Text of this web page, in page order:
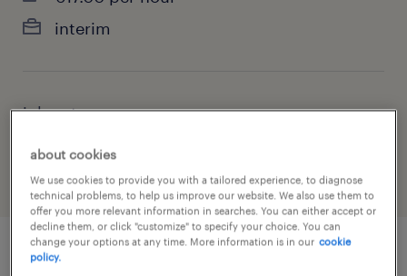
interim
job category
about cookies
We use cookies to provide you with a tailored experience, to diagnose
technical problems, to help us improve our website. We also use them to
offer you more relevant information in searches. You can either accept or
decline them, or click "customize" to specify your choice. You can
change your options at any time. More information is in our cookie
policy.